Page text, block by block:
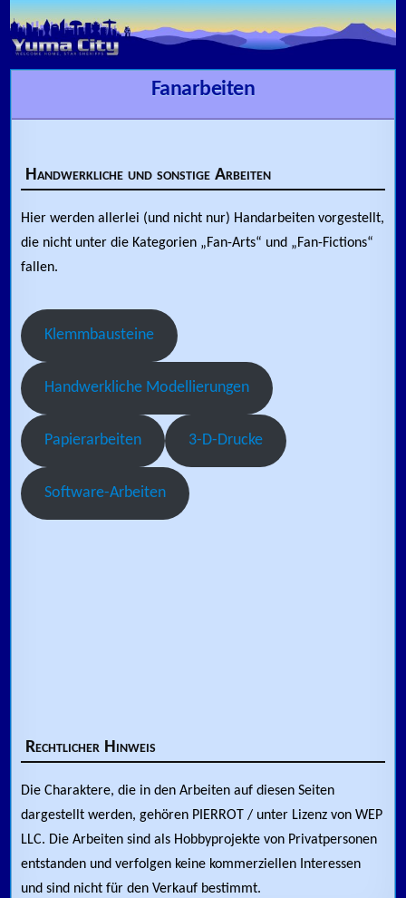
Skip to content
Fanarbeiten
Handwerkliche und sonstige Arbeiten
Hier werden allerlei (und nicht nur) Handarbeiten vorgestellt,
die nicht unter die Kategorien „Fan-Arts“ und „Fan-Fictions“
fallen.
Klemmbausteine
Handwerkliche Modellierungen
Papierarbeiten 3-D-Drucke
Software-Arbeiten
Rechtlicher Hinweis
Die Charaktere, die in den Arbeiten auf diesen Seiten
dargestellt werden, gehören PIERROT / unter Lizenz von WEP
LLC. Die Arbeiten sind als Hobbyprojekte von Privatpersonen
entstanden und verfolgen keine kommerziellen Interessen
und sind nicht für den Verkauf bestimmt.